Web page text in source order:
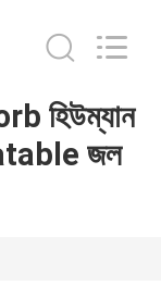
হিউম্যান
জল